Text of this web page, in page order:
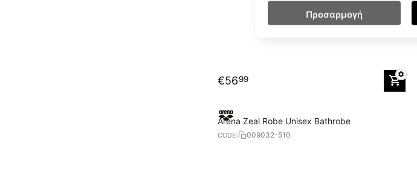
€5699
Arena Zeal Robe Unisex Bathrobe
CODE: 009032-510
Προσαρμογή